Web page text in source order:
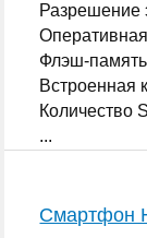
Разрешение
Флэш-
Встроенная
Количество
...
Смартфон